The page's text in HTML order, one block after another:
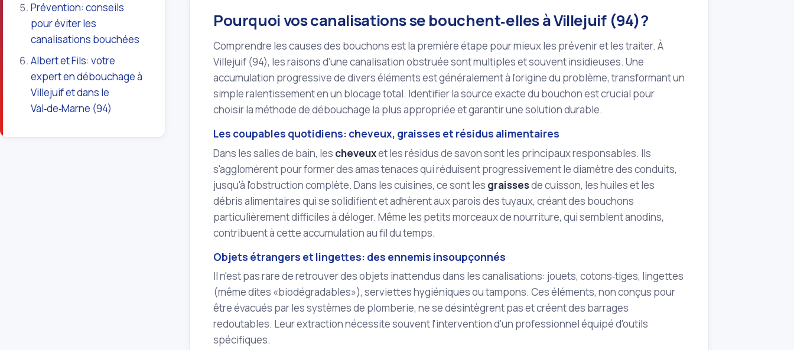
Prévention: conseils
pour éviter les
canalisations bouchées
Albert et Fils: votre
expert en débouchage à
Villejuif et dans le
Val‑de‑Marne (94)
Pourquoi vos canalisations se bouchent‑elles à Villejuif (94)?
Comprendre les causes des bouchons est la première étape pour mieux les prévenir et les traiter. À
Villejuif (94), les raisons d'une canalisation obstruée sont multiples et souvent insidieuses. Une
accumulation progressive de divers éléments est généralement à l'origine du problème, transformant un
simple ralentissement en un blocage total. Identifier la source exacte du bouchon est crucial pour
choisir la méthode de débouchage la plus appropriée et garantir une solution durable.
Les coupables quotidiens: cheveux, graisses et résidus alimentaires
Dans les salles de bain, les cheveuxet les résidus de savon sont les principaux responsables. Ils
s'agglomèrent pour former des amas tenaces qui réduisent progressivement le diamètre des conduits,
jusqu'à l'obstruction complète. Dans les cuisines, ce sont les graissesde cuisson, les huiles et les
débris alimentaires qui se solidifient et adhèrent aux parois des tuyaux, créant des bouchons
particulièrement difficiles à déloger. Même les petits morceaux de nourriture, qui semblent anodins,
contribuent à cette accumulation au fil du temps.
Objets étrangers et lingettes: des ennemis insoupçonnés
Il n'est pas rare de retrouver des objets inattendus dans les canalisations: jouets, cotons‑tiges, lingettes
(même dites «biodégradables»), serviettes hygiéniques ou tampons. Ces éléments, non conçus pour
être évacués par les systèmes de plomberie, ne se désintègrent pas et créent des barrages
redoutables. Leur extraction nécessite souvent l'intervention d'un professionnel équipé d'outils
spécifiques.